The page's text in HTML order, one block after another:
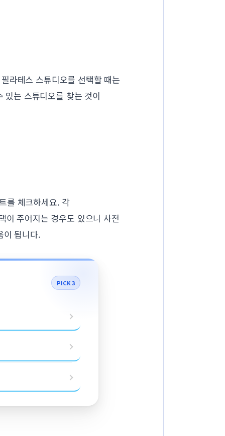
라테스 스튜디오를 선택할 때는
있는 스튜디오를 찾는 것이
를 체크하세요. 각
이 주어지는 경우도 있으니 사전
이 됩니다.
PICK 3